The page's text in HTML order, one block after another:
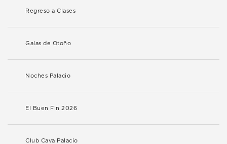
Regreso a Clases
Galas de Otoño
Noches Palacio
El Buen Fin 2026
Club Cava Palacio